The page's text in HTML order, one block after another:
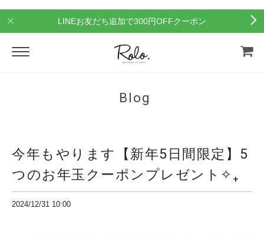
LINEお友だち追加で300円OFFクーポン
Blog
今年もやります【新年5日間限定】5
つのお年玉クーポンプレゼント✧₊
2024/12/31 10:00